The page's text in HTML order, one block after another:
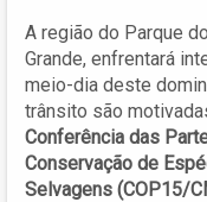
A região do Parque
Grande, enfrentará
meio-dia deste
trânsito são
Conferência das
Conservação de
Selvagens (COP15/